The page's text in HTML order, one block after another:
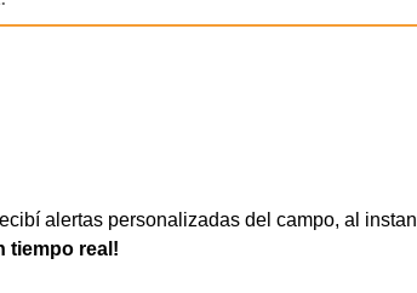
alertas personalizadas del campo, al
tiempo real!